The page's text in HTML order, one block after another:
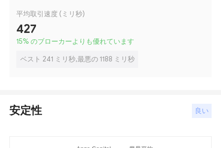
平均取引速度 (ミリ秒)
427
15% のブローカーよりも優れています
ベスト 241 ミリ秒,最悪の 1188 ミリ秒
安定性 良い